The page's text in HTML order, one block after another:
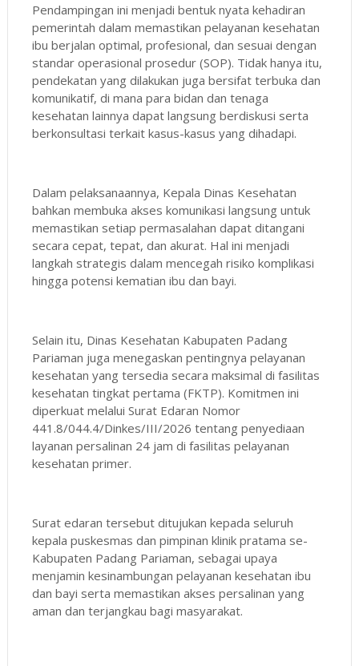
Pendampingan ini menjadi bentuk nyata kehadiran
pemerintah dalam memastikan pelayanan kesehatan
ibu berjalan optimal, profesional, dan sesuai dengan
standar operasional prosedur (SOP). Tidak hanya itu,
pendekatan yang dilakukan juga bersifat terbuka dan
komunikatif, di mana para bidan dan tenaga
kesehatan lainnya dapat langsung berdiskusi serta
berkonsultasi terkait kasus-kasus yang dihadapi.
Dalam pelaksanaannya, Kepala Dinas Kesehatan
bahkan membuka akses komunikasi langsung untuk
memastikan setiap permasalahan dapat ditangani
secara cepat, tepat, dan akurat. Hal ini menjadi
langkah strategis dalam mencegah risiko komplikasi
hingga potensi kematian ibu dan bayi.
Selain itu, Dinas Kesehatan Kabupaten Padang
Pariaman juga menegaskan pentingnya pelayanan
kesehatan yang tersedia secara maksimal di fasilitas
kesehatan tingkat pertama (FKTP). Komitmen ini
diperkuat melalui Surat Edaran Nomor
441.8/044.4/Dinkes/III/2026 tentang penyediaan
layanan persalinan 24 jam di fasilitas pelayanan
kesehatan primer.
Surat edaran tersebut ditujukan kepada seluruh
kepala puskesmas dan pimpinan klinik pratama se-
Kabupaten Padang Pariaman, sebagai upaya
menjamin kesinambungan pelayanan kesehatan ibu
dan bayi serta memastikan akses persalinan yang
aman dan terjangkau bagi masyarakat.